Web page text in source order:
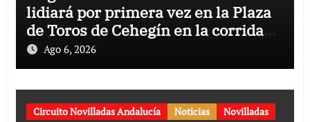
lidiará por primera vez en la Plaza
de Toros de Cehegín en la corrida
conmemorativa de su 125
aniversario
Ago 6, 2026
Circuito Novilladas Andalucía Noticias Novilladas